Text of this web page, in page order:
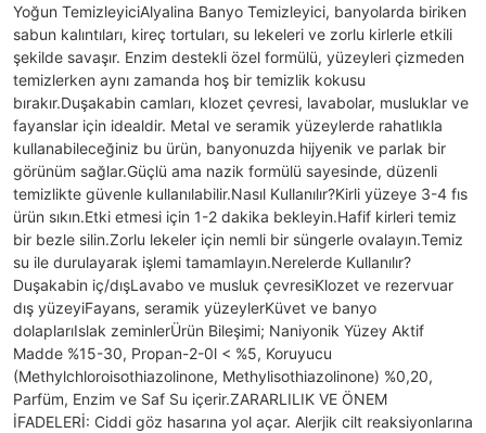
Yoğun TemizleyiciAlyalina Banyo Temizleyici, banyolarda biriken
sabun kalıntıları, kireç tortuları, su lekeleri ve zorlu kirlerle etkili
şekilde savaşır. Enzim destekli özel formülü, yüzeyleri çizmeden
temizlerken aynı zamanda hoş bir temizlik kokusu
bırakır.Duşakabin camları, klozet çevresi, lavabolar, musluklar ve
fayanslar için idealdir. Metal ve seramik yüzeylerde rahatlıkla
kullanabileceğiniz bu ürün, banyonuzda hijyenik ve parlak bir
görünüm sağlar.Güçlü ama nazik formülü sayesinde, düzenli
temizlikte güvenle kullanılabilir.Nasıl Kullanılır?Kirli yüzeye 3-4 fıs
ürün sıkın.Etki etmesi için 1-2 dakika bekleyin.Hafif kirleri temiz
bir bezle silin.Zorlu lekeler için nemli bir süngerle ovalayın.Temiz
su ile durulayarak işlemi tamamlayın.Nerelerde Kullanılır?
Duşakabin iç/dışLavabo ve musluk çevresiKlozet ve rezervuar
dış yüzeyiFayans, seramik yüzeylerKüvet ve banyo
dolaplarıIslak zeminlerÜrün Bileşimi; Naniyonik Yüzey Aktif
Madde %15-30, Propan-2-0l < %5, Koruyucu
(Methylchloroisothiazolinone, Methylisothiazolinone) %0,20,
Parfüm, Enzim ve Saf Su içerir.ZARARLILIK VE ÖNEM
İFADELERİ: Ciddi göz hasarına yol açar. Alerjik cilt reaksiyonlarına